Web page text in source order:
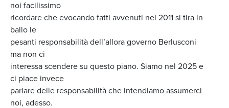
noi facilissimo
ricordare che evocando fatti avvenuti nel 2011 si tira in
ballo le
pesanti responsabilità dell’allora governo Berlusconi
ma non ci
interessa scendere su questo piano. Siamo nel 2025 e
ci piace invece
parlare delle responsabilità che intendiamo assumerci
noi, adesso.